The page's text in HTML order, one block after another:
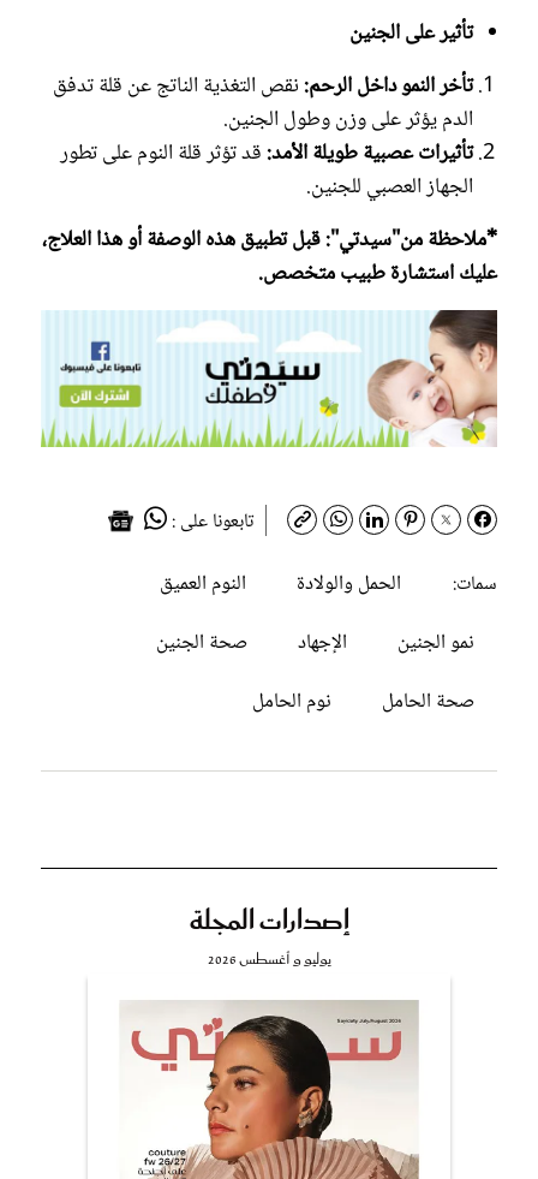
تأثير على الجنين
تأخر النمو داخل الرحم:نقص التغذية الناتج عن قلة تدفق
الدم يؤثر على وزن وطول الجنين.
تأثيرات عصبية طويلة الأمد:قد تؤثر قلة النوم على تطور
الجهاز العصبي للجنين.
*ملاحظة من"سيدتي": قبل تطبيق هذه الوصفة أو هذا العلاج،
عليك استشارة طبيب متخصص.
تابعونا على :
سمات:
الحمل والولادة
النوم العميق
نمو الجنين
الإجهاد
صحة الجنين
صحة الحامل
نوم الحامل
إصدارات المجلة
يوليو و أغسطس 2026